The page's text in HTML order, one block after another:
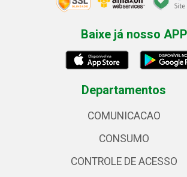
Baixe já nosso APP
Departamentos
COMUNICACAO
CONSUMO
CONTROLE DE ACESSO